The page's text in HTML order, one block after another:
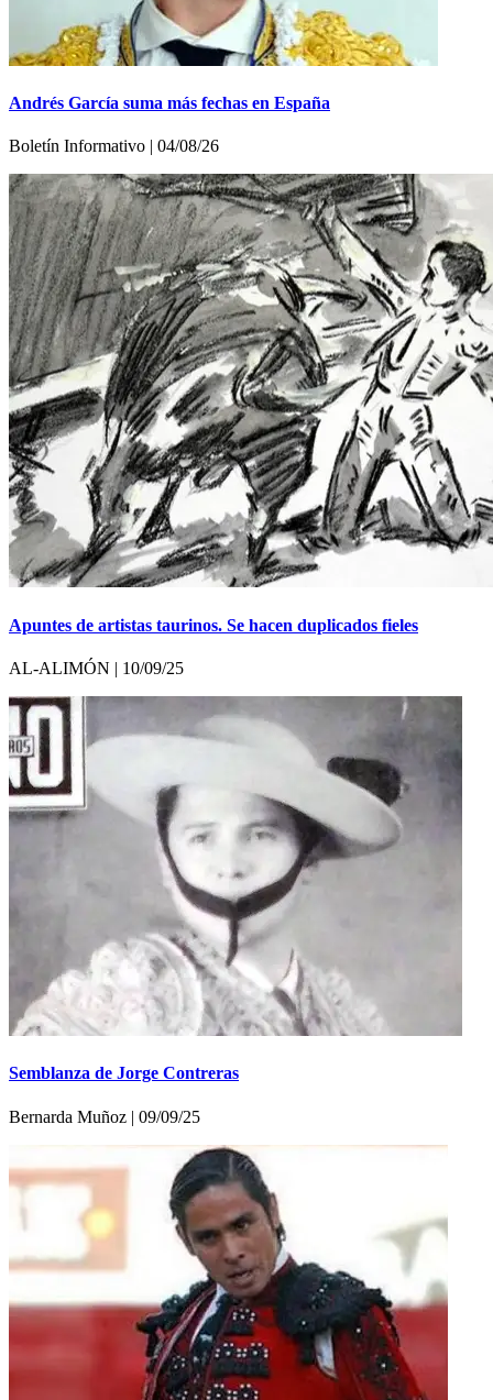
Andrés García suma más fechas en España
Boletín Informativo | 04/08/26
Apuntes de artistas taurinos. Se hacen duplicados fieles
AL-ALIMÓN | 10/09/25
Semblanza de Jorge Contreras
Bernarda Muñoz | 09/09/25